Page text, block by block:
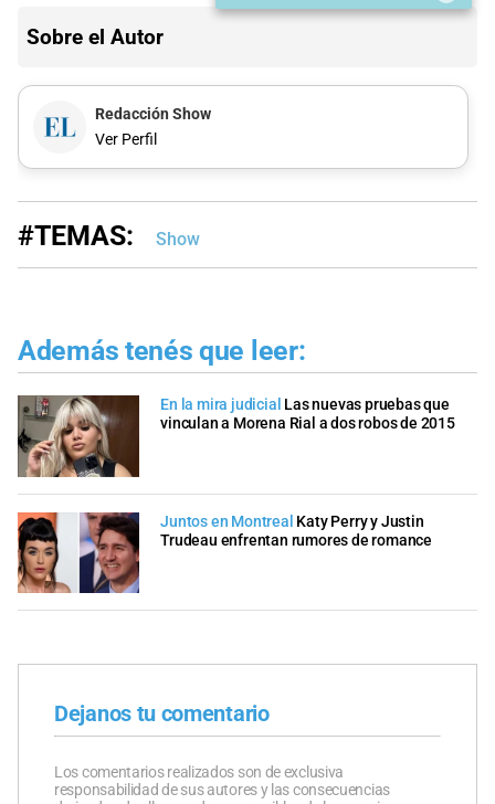
Sobre el Autor
Redacción Show
Ver Perfil
#TEMAS: Show
Además tenés que leer:
En la mira judicial Las nuevas pruebas que
vinculan a Morena Rial a dos robos de 2015
Juntos en Montreal Katy Perry y Justin
Trudeau enfrentan rumores de romance
Dejanos tu comentario
Los comentarios realizados son de exclusiva
responsabilidad de sus autores y las consecuencias